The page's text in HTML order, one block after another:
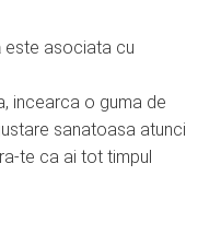
este asociata cu
incearca o guma de
sanatoasa atunci
te ca ai tot timpul